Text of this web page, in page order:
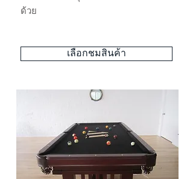
ด้วย
เลือกชมสินค้า